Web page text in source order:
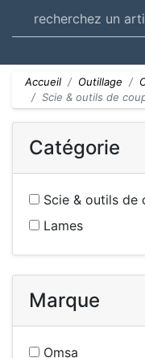
Accueil Outillage
Scie & outils de
Catégorie
Scie & outils de
Lames
Marque
Omsa